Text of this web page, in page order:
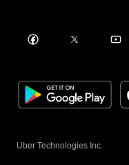
Uber Technologies Inc.